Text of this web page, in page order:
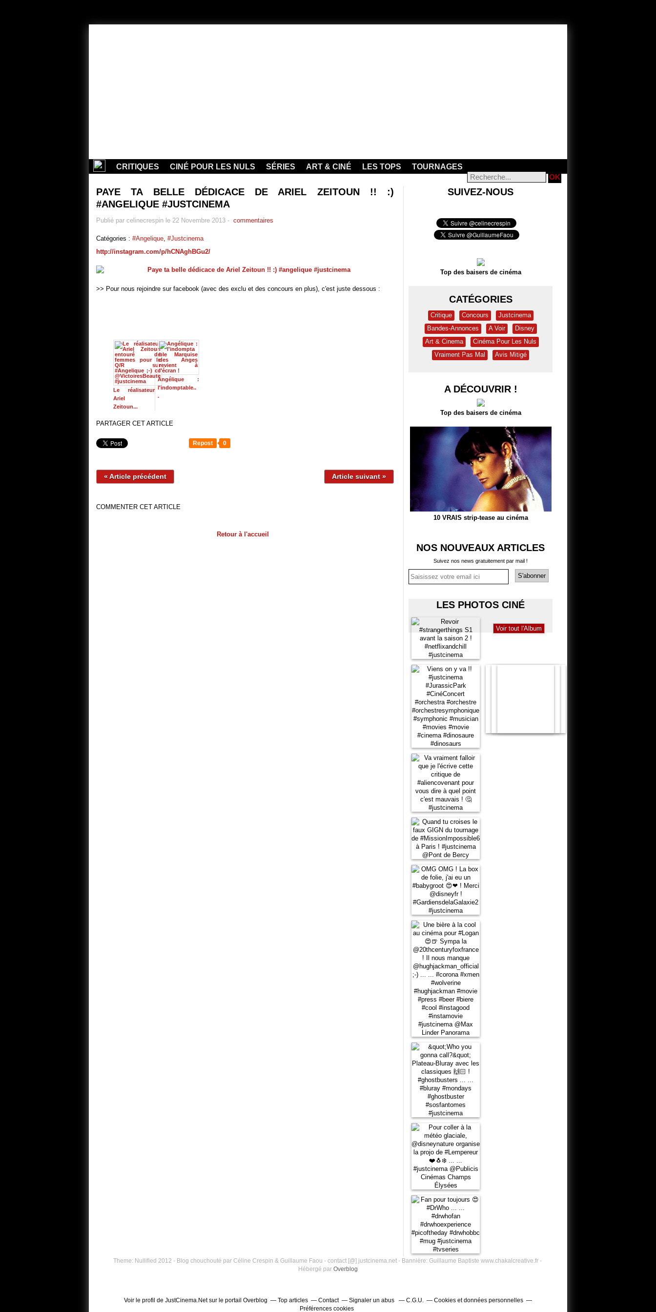
CRITIQUES CINÉ POUR LES NULS SÉRIES ART & CINÉ LES TOPS TOURNAGES
PAYE TA BELLE DÉDICACE DE ARIEL ZEITOUN !! :)
#ANGELIQUE #JUSTCINEMA
Publié par celinecrespin le 22 Novembre 2013 - commentaires
Catégories : #angelique #justcinema
http://instagram.com/p/hCNAghBGu2/
>> Pour nous rejoindre sur facebook (avec des exclu et des concours en plus), c'est juste dessous :
Le réalisateur
Ariel
Zeitoun...
Angélique :
l'indomptable..
.
PARTAGER CET ARTICLE
Repost 0
« Article précédent Article suivant »
COMMENTER CET ARTICLE
Retour à l'accueil
SUIVEZ-NOUS
Top des baisers de cinéma
CATÉGORIES
Critique Concours
Justcinema
Bandes-Annonces
A Voir
Disney
Art & Cinema
Cinéma Pour Les Nuls
Vraiment Pas Mal
Avis Mitigé
A DÉCOUVRIR !
Top des baisers de cinéma
10 VRAIS strip-tease au cinéma
NOS NOUVEAUX ARTICLES
Suivez nos news gratuitement par mail !
LES PHOTOS CINÉ
Voir tout l'Album
Theme: Nullified 2012 - Blog chouchouté par Céline Crespin & Guillaume Faou - contact [@] justcinema.net - Bannière: Guillaume Baptiste www.chakalcreative.fr -
Hébergé par Overblog
Voir le profil de JustCinema.Netsur le portail Overblog Top articles Contact Signaler un abus C.G.U.
Cookies et données personnelles
Préférences cookies